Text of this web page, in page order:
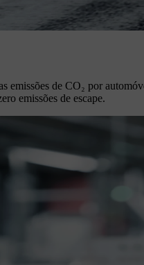
emissões de CO₂ por
emissões de escape.